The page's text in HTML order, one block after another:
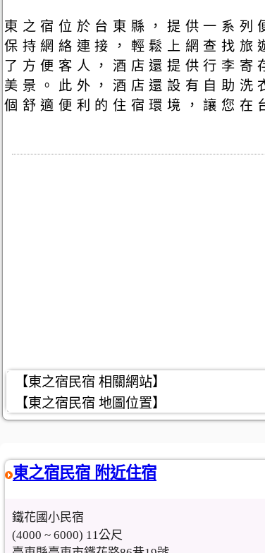
東之宿位於台東縣，提供一系
保持網絡連接，輕鬆上網查找
了方便客人，酒店還提供行李寄
美景。此外，酒店還設有自助
個舒適便利的住宿環境，讓您在
【東之宿民宿 相關網站】
【東之宿民宿 地圖位置】
東之宿民宿 附近住宿
鐵花國小民宿
(4000 ~ 6000) 11公尺